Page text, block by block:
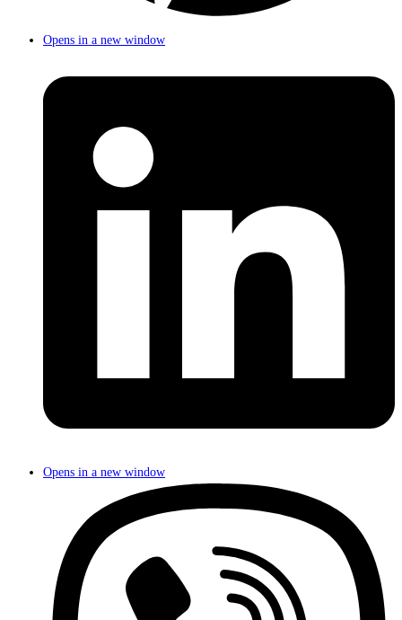
Opens in a new window
Opens in a new window